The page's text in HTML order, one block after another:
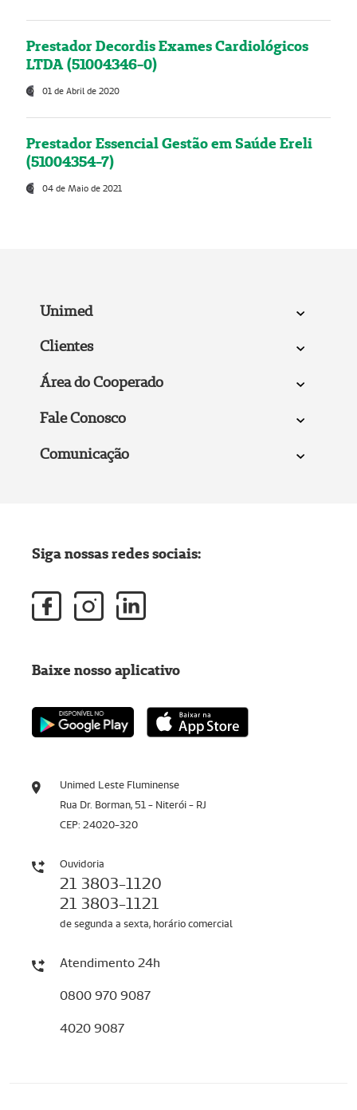
Prestador Decordis Exames Cardiológicos
LTDA (51004346-0)
01 de Abril de 2020
Prestador Essencial Gestão em Saúde Ereli
(51004354-7)
04 de Maio de 2021
Unimed
Clientes
Área do Cooperado
Fale Conosco
Comunicação
Unimed Leste Fluminense
Rua Dr. Borman, 51 - Niterói - RJ
CEP: 24020-320
Ouvidoria
21 3803-1120
21 3803-1121
de segunda a sexta, horário comercial
Atendimento 24h
0800 970 9087
4020 9087
Siga nossas redes sociais:
Baixe nosso aplicativo